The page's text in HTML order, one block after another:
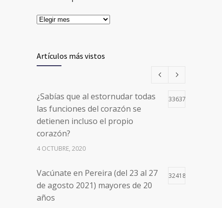
Artículos más vistos
¿Sabías que al estornudar todas
las funciones del corazón se
detienen incluso el propio
corazón?
33637
4 OCTUBRE, 2020
Vacúnate en Pereira (del 23 al 27
de agosto 2021) mayores de 20
años
32418